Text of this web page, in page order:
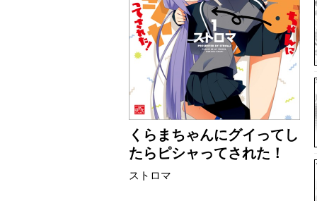
くらまちゃんにグイってし
たらピシャってされた！
ストロマ